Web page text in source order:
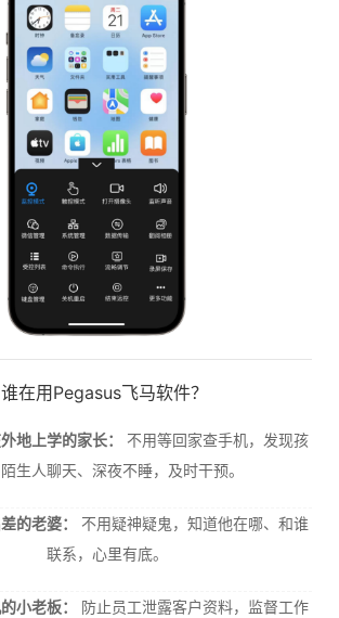
谁在用Pegasus飞马软件？
地上学的家长：
不用等回家查手机，发现孩
生人聊天、深夜不睡，及时干预。
的老婆：
不用疑神疑鬼，知道他在哪、和谁
联系，心里有底。
小老板：
防止员工泄露客户资料，监督工作